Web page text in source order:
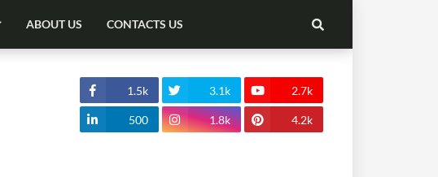
ABOUT US CONTACTS US
1.5k 3.1k 2.7k
500 1.8k 4.2k